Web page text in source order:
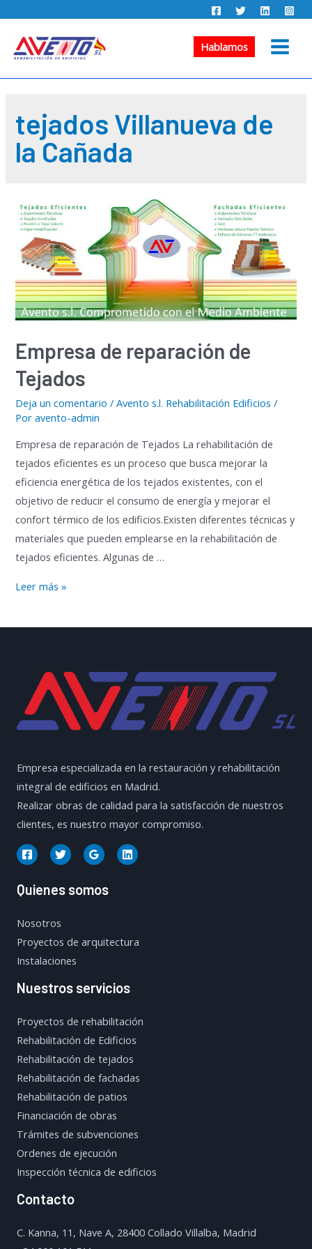
contenido
Hablamos
Main
tejados Villanueva de
la Cañada
Empresa de reparación de
Tejados
Deja un comentario /Avento s.l. Rehabilitación Edificios /
Poravento-admin
Empresa de reparación de Tejados La rehabilitación de
tejados eficientes es un proceso que busca mejorar la
eficiencia energética de los tejados existentes, con el
objetivo de reducir el consumo de energía y mejorar el
confort térmico de los edificios.Existen diferentes técnicas y
materiales que pueden emplearse en la rehabilitación de
tejados eficientes. Algunas de …
Empresa
Leer más »
Empresa especializada en la restauración y rehabilitación
integral de edificios en Madrid.
Realizar obras de calidad para la satisfacción de nuestros
clientes, es nuestro mayor compromiso.
Quienes somos
Nosotros
Proyectos de arquitectura
Instalaciones
Nuestros servicios
Proyectos de rehabilitación
Rehabilitación de Edificios
Rehabilitación de tejados
Rehabilitación de fachadas
Rehabilitación de patios
Financiación de obras
Trámites de subvenciones
Ordenes de ejecución
Inspección técnica de edificios
Contacto
C. Kanna, 11, Nave A, 28400 Collado Villalba, Madrid